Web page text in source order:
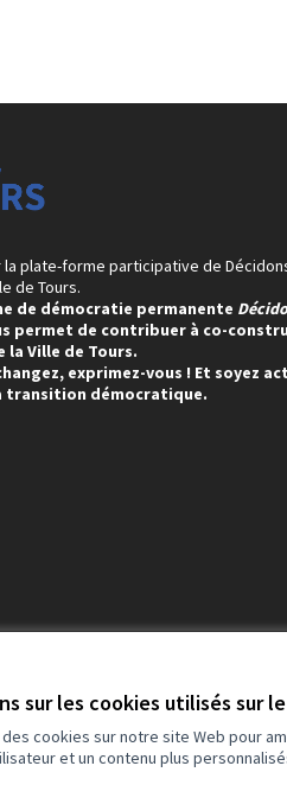
sur les cookies utilisés sur
cookies sur notre site Web pour
et un contenu plus
la plate-forme participative de
de Tours.
de démocratie permanente
permet de contribuer à co-
Ville de Tours.
exprimez-vous ! Et soyez
transition démocratique.